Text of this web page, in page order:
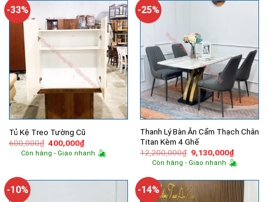
10,350,000₫.
-33%
Tủ Kệ Treo Tường Cũ
600,000₫ Giá
gốc
là:
400,000₫Giá
hiện
tại
Còn hàng - Giao nhanh
-25%
Thanh Lý Bàn Ăn Cẩm Thạch Chân
Titan Kèm 4 Ghế
12,200,000₫ Giá
gốc
là:
9,130,000₫Giá
hiện
tại
Còn hàng - Giao nhanh
-10% -14%